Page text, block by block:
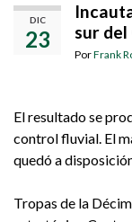
DIC
23
sur del
PorFrank
El resultado se
control fluvial. El
quedó a
Tropas de la